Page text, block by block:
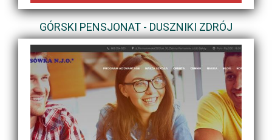
GÓRSKI PENSJONAT - DUSZNIKI ZDRÓJ